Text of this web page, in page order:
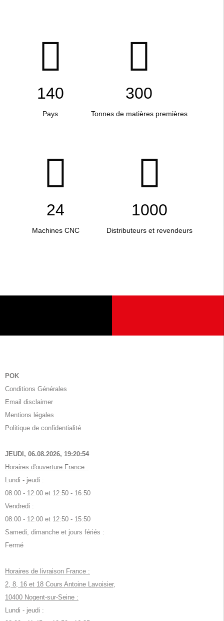
140
Pays
300
Tonnes de matières premières
24
Machines CNC
1000
Distributeurs et revendeurs
POK
Conditions Générales
Email disclaimer
Mentions légales
Politique de confidentialité
JEUDI, 06.08.2026, 19:20:54
Horaires d'ouverture France :
Lundi - jeudi :
08:00 - 12:00 et 12:50 - 16:50
Vendredi :
08:00 - 12:00 et 12:50 - 15:50
Samedi, dimanche et jours fériés :
Fermé
Horaires de livraison France :
2, 8, 16 et 18 Cours Antoine Lavoisier,
10400 Nogent-sur-Seine :
Lundi - jeudi :